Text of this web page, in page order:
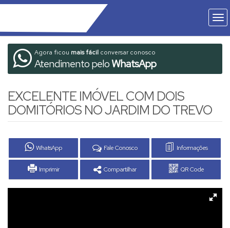
Agora ficou mais fácil conversar conosco
Atendimento peloWhatsApp
EXCELENTE IMÓVEL COM DOIS
DOMITÓRIOS NO JARDIM DO TREVO
WhatsApp Fale Conosco Informações
Imprimir Compartilhar QR Code